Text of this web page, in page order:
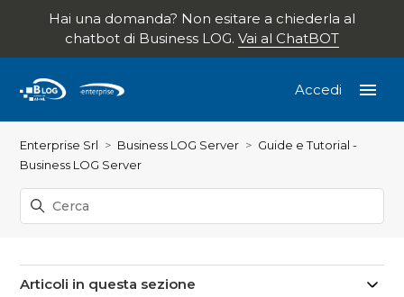
Hai una domanda? Non esitare a chiederla al
chatbot di Business LOG. Vai al ChatBOT
Accedi
Enterprise Srl Business LOG Server
Guide e Tutorial -
Business LOG Server
Articoli in questa sezione